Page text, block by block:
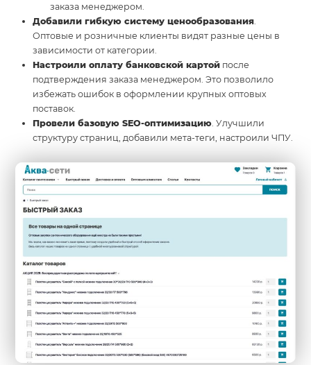
заказа менеджером.
Добавили гибкую систему ценообразования.
Оптовые и розничные клиенты видят разные цены в
зависимости от категории.
Настроили оплату банковской картой после
подтверждения заказа менеджером. Это позволило
избежать ошибок в оформлении крупных оптовых
поставок.
Провели базовую SEO-оптимизацию. Улучшили
структуру страниц, добавили мета-теги, настроили ЧПУ.